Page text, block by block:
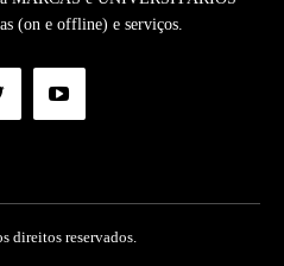
(on e offline) e serviços.
direitos reservados.